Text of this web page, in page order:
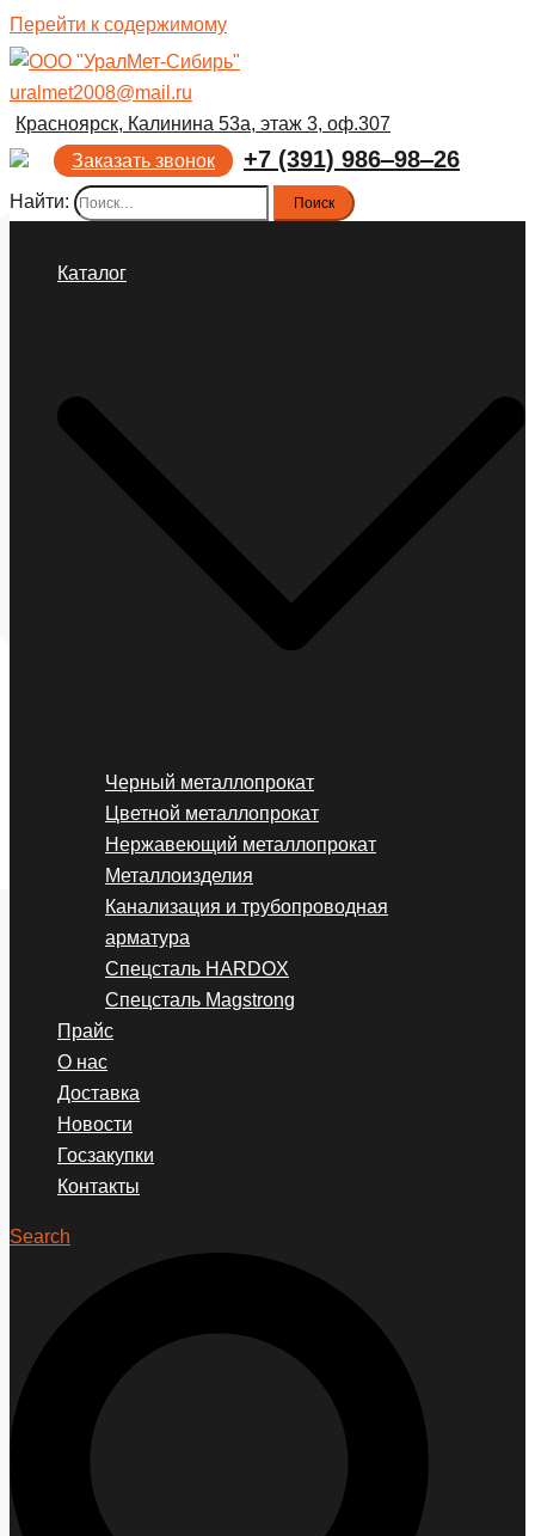
Перейти к содержимому
uralmet2008@mail.ru
Красноярск, Калинина 53а, этаж 3, оф.307
Заказать звонок
+7 (391) 986‒98‒26
Найти:
Каталог
Черный металлопрокат
Цветной металлопрокат
Нержавеющий металлопрокат
Металлоизделия
Канализация и трубопроводная
арматура
Спецсталь HARDOX
Спецсталь Magstrong
Прайс
О нас
Доставка
Новости
Госзакупки
Контакты
Search